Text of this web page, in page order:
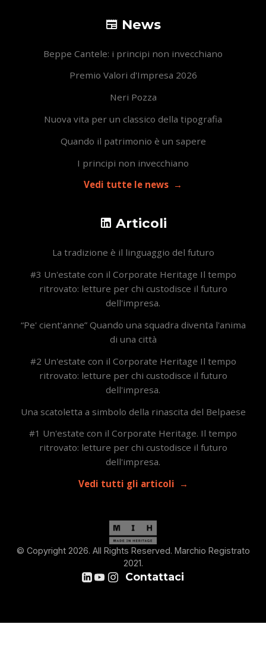
News
Beppe Cantele: i principi non invecchiano
Premio Valori d'Impresa 2026
Neri Pozza
Nuova vita per un classico della tipografia
Quando il patrimonio è un sapere
I principi non invecchiano
Vedi tutte le news
Articoli
La tradizione è il linguaggio del futuro
#3 Un'estate con il Corporate Heritage Il tempo
ritrovato: letture per chi custodisce il futuro
dell'impresa.
“Pe' cient'anne” Quando una squadra diventa l'anima
di una città
#2 Un'estate con il Corporate Heritage Il tempo
ritrovato: letture per chi custodisce il futuro
dell'impresa.
Una scatoletta a simbolo della rinascita del Belpaese
#1 Un'estate con il Corporate Heritage. Il tempo
ritrovato: letture per chi custodisce il futuro
dell'impresa.
Vedi tutti gli articoli
© Copyright 2026. All Rights Reserved. Marchio Registrato
2021.
Contattaci